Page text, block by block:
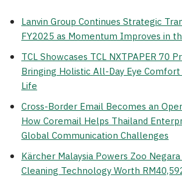
Lanvin Group Continues Strategic
FY2025 as Momentum Improves in
TCL Showcases TCL NXTPAPER 70
Bringing Holistic All-Day Eye
Life
Cross-Border Email Becomes an
How Coremail Helps Thailand
Global Communication Challenges
Kärcher Malaysia Powers Zoo
Cleaning Technology Worth